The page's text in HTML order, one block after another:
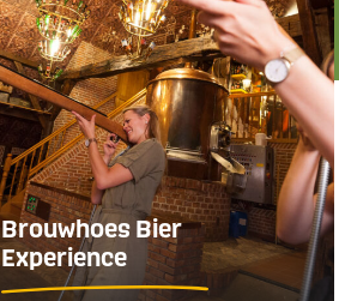
Brouwhoes Bier
Experience